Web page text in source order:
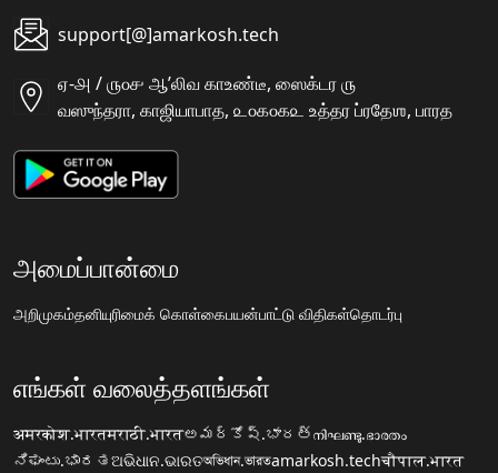
support[@]amarkosh.tech
ஏ-௮ / ௫௦௪ ஆʼலிவ காஉண்டீ, ஸைக்டர ௫
வஸுந்தரா, காஜியாபாத, ௨௦௧௦௧௨ உத்தர ப்ரதேஶ, பாரத
அமைப்பான்மை
அறிமுகம்தனியுரிமைக் கொள்கைபயன்பாட்டு விதிகள்தொடர்பு
எங்கள் வலைத்தளங்கள்
अमरकोश.भारतमराठी.भारतఅమర్కోష్.భారత్നിഘണ്ടു.ഭാരതം
ನಿಘಂಟು.ಭಾರತଅଭିଧାନ.ଭାରତঅভিধান.ভারতamarkosh.techचौपाल.भारत